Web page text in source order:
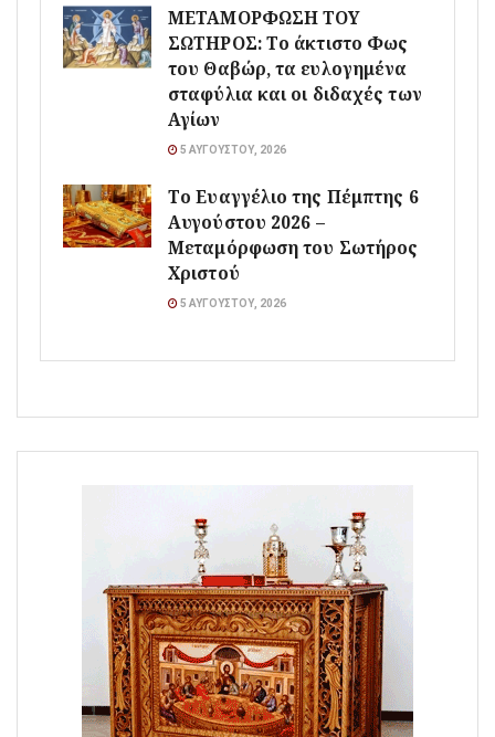
ΜΕΤΑΜΟΡΦΩΣΗ ΤΟΥ
ΣΩΤΗΡΟΣ: Το άκτιστο Φως
του Θαβώρ, τα ευλογημένα
σταφύλια και οι διδαχές των
Αγίων
5 ΑΥΓΟΎΣΤΟΥ, 2026
Το Ευαγγέλιο της Πέμπτης 6
Αυγούστου 2026 –
Μεταμόρφωση του Σωτήρος
Χριστού
5 ΑΥΓΟΎΣΤΟΥ, 2026